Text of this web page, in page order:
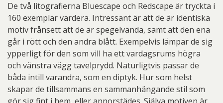
De två litografierna Bluescape och Redscape är tryckta i
160 exemplar vardera. Intressant är att de är identiska
motiv frånsett att de är spegelvända, samt att den ena
går i rött och den andra blått. Exempelvis lämpar de sig
ypperligt för den som vill ha ett vardagsrums högra
och vänstra vägg tavelprydd. Naturligtvis passar de
båda intill varandra, som en diptyk. Hur som helst
skapar de tillsammans en sammanhängande stil som